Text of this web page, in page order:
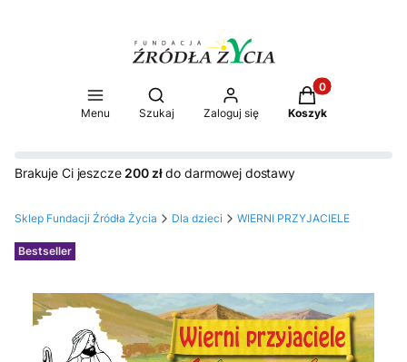
Menu
Otwórz wyszukiwarkę
Szukaj Zaloguj się
Produkty w
Koszyk
Brakuje Ci jeszcze 200 złdo darmowej dostawy
Sklep Fundacji Źródła Życia Dla dzieci WIERNI PRZYJACIELE
Etykiety
Bestseller